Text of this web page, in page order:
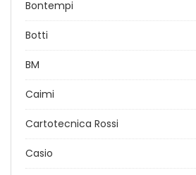
Bontempi
Botti
BM
Caimi
Cartotecnica Rossi
Casio